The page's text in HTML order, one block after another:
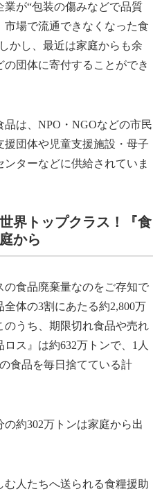
が“包装の傷みなどで品質
場で流通できなくなった食
かし、最近は家庭からも余
団体に寄付することができ
は、NPO・NGOなどの市民
団体や児童支援施設・母子
ターなどに供給されていま
界トップクラス！『食
から
の食品廃棄量なのをご存知で
体の3割にあたる約2,800万
のうち、期限切れ食品や売れ
ス』は約632万トンで、1人
食品を毎日捨てている計
約302万トンは家庭から出
人たちへ送られる食糧援助